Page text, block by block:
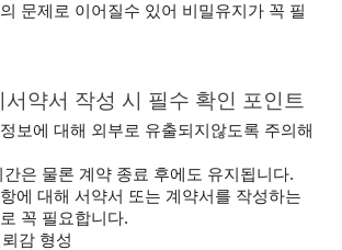
문제로 이어질수 있어 비밀유지가 꼭 필
서약서 작성 시 필수 확인 포인트
보에 대해 외부로 유출되지않도록 주의해
은 물론 계약 종료 후에도 유지됩니다.
에 대해 서약서 또는 계약서를 작성하는
꼭 필요합니다.
감 형성